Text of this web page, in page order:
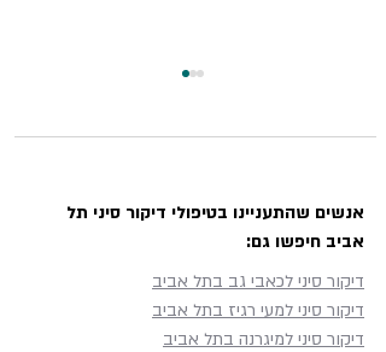
דיקור סיני עד הבית בתל אביב:
רפואה סינית במיטבה למי
שמתקשה להגיע לקליניקה
אנשים שהתעניינו בטיפולי דיקור סיני תל
אביב חיפשו גם:
דיקור סיני לכאבי גב בתל אביב
דיקור סיני למעי רגיז בתל אביב
דיקור סיני למיגרנה בתל אביב